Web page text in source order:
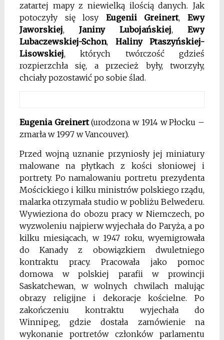
zatartej mapy z niewielką ilością danych. Jak
potoczyły się losy Eugenii Greinert,Ewy
Jaworskiej, Janiny Lubojańskiej,Ewy
Lubaczewskiej-Schon, Haliny Ptaszyńskiej-
Lisowskiej, których twórczość gdzieś
rozpierzchła się, a przecież były, tworzyły,
chciały pozostawić po sobie ślad.
Eugenia Greinert(urodzona w 1914 w Płocku –
zmarła w 1997 w Vancouver).
Przed wojną uznanie przyniosły jej miniatury
malowane na płytkach z kości słoniowej i
portrety. Po namalowaniu portretu prezydenta
Mościckiego i kilku ministrów polskiego rządu,
malarka otrzymała studio w pobliżu Belwederu.
Wywieziona do obozu pracy w Niemczech, po
wyzwoleniu najpierw wyjechała do Paryża, a po
kilku miesiącach, w 1947 roku, wyemigrowała
do Kanady z obowiązkiem dwuletniego
kontraktu pracy. Pracowała jako pomoc
domowa w polskiej parafii w prowincji
Saskatchewan, w wolnych chwilach malując
obrazy religijne i dekoracje kościelne. Po
zakończeniu kontraktu wyjechała do
Winnipeg, gdzie dostała zamówienie na
wykonanie portretów członków parlamentu